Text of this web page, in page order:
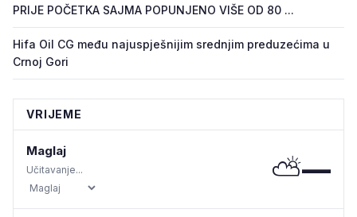
PRIJE POČETKA SAJMA POPUNJENO VIŠE OD 80 ...
Hifa Oil CG među najuspješnijim srednjim preduzećima u
Crnoj Gori
VRIJEME
Maglaj
Učitavanje... ⛅—